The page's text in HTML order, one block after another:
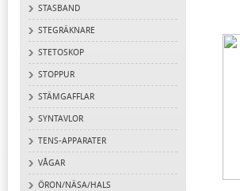
STASBAND
STEGRÄKNARE
STETOSKOP
STOPPUR
STÄMGAFFLAR
SYNTAVLOR
TENS-APPARATER
VÅGAR
ÖRON/NÄSA/HALS